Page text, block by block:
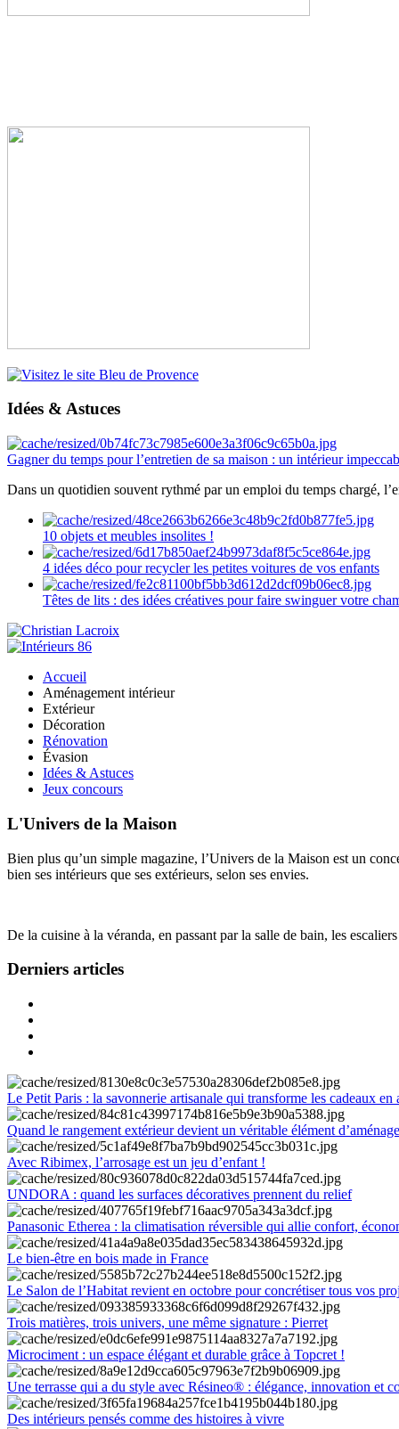
Idées & Astuces
Gagner du temps pour l’entretien de sa maison : un intérieur
Dans un quotidien souvent rythmé par un emploi du temps chargé,
10 objets et meubles insolites !
4 idées déco pour recycler les petites voitures de vos enfants
Têtes de lits : des idées créatives pour faire swinguer votre
Accueil
Aménagement intérieur
Extérieur
Décoration
Rénovation
Évasion
Idées & Astuces
Jeux concours
L'Univers de la Maison
Bien plus qu’un simple magazine, l’Univers de la Maison est un
bien ses intérieurs que ses extérieurs, selon ses envies.
De la cuisine à la véranda, en passant par la salle de bain, les
Derniers articles
Le Petit Paris : la savonnerie artisanale qui transforme les cadeaux en
Quand le rangement extérieur devient un véritable élément
Avec Ribimex, l’arrosage est un jeu d’enfant !
UNDORA : quand les surfaces décoratives prennent du relief
Panasonic Etherea : la climatisation réversible qui allie confort,
Le bien-être en bois made in France
Le Salon de l’Habitat revient en octobre pour concrétiser tous vos
Trois matières, trois univers, une même signature : Pierret
Microciment : un espace élégant et durable grâce à Topcret !
Une terrasse qui a du style avec Résineo® : élégance, innovation et
Des intérieurs pensés comme des histoires à vivre